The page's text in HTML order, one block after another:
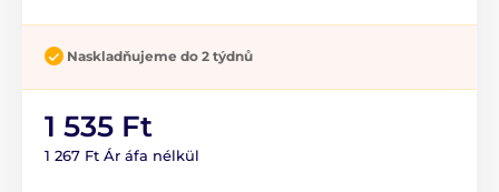
Naskladňujeme do 2 týdnů
1 535 Ft
1 267 Ft Ár áfa nélkül